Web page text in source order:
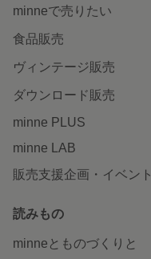
minneで売りたい
食品販売
ヴィンテージ販売
ダウンロード販売
minne PLUS
minne LAB
販売支援企画・イベント
読みもの
minneとものづくりと